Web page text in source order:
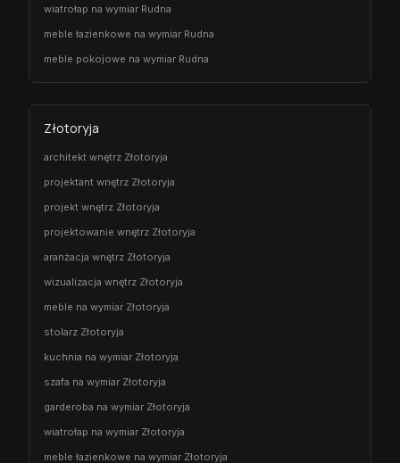
wiatrołap na wymiar Rudna
meble łazienkowe na wymiar Rudna
meble pokojowe na wymiar Rudna
Złotoryja
architekt wnętrz Złotoryja
projektant wnętrz Złotoryja
projekt wnętrz Złotoryja
projektowanie wnętrz Złotoryja
aranżacja wnętrz Złotoryja
wizualizacja wnętrz Złotoryja
meble na wymiar Złotoryja
stolarz Złotoryja
kuchnia na wymiar Złotoryja
szafa na wymiar Złotoryja
garderoba na wymiar Złotoryja
wiatrołap na wymiar Złotoryja
meble łazienkowe na wymiar Złotoryja